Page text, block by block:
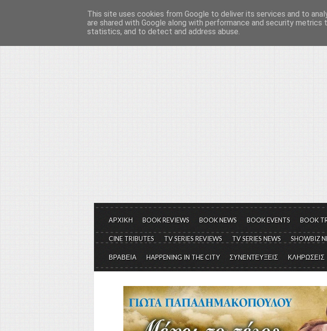
Το μεγαλείο των Τεχνών...
Είμαστε πάντα εδώ για να μιλάμε για τον πολιτισμό, σε κάθε
ΑΡΧΙΚΗ BOOK REVIEWS BOOK NEWS BOOK EVENTS BOOK
CINE TRIBUTES TV SERIES REVIEWS TV SERIES NEWS SHOWBIZ
ΒΡΑΒΕΙΑ HAPPENING IN THE CITY ΣΥΝΕΝΤΕΥΞΕΙΣ ΚΛΗΡΩΣΕΙΣ
This site uses cookies from Google to deliver its services and to
are shared with Google along with performance and security
statistics, and to detect and address abuse.